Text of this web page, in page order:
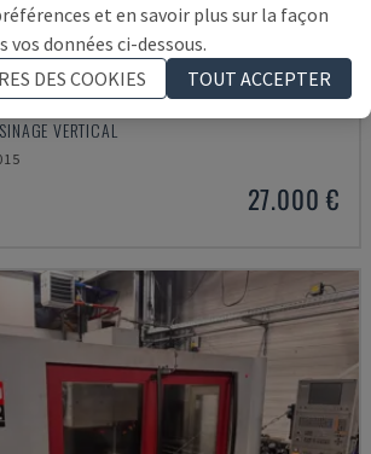
VERTICAL
27.000 €
et en savoir plus sur la façon
données ci-dessous.
DES COOKIES
TOUT ACCEPTER